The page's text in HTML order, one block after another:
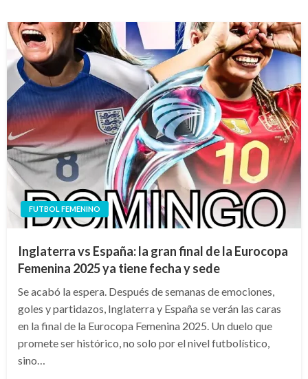
FUTBOL FEMENINO
Inglaterra vs España: la gran final de la Eurocopa
Femenina 2025 ya tiene fecha y sede
Se acabó la espera. Después de semanas de emociones,
goles y partidazos, Inglaterra y España se verán las caras
en la final de la Eurocopa Femenina 2025. Un duelo que
promete ser histórico, no solo por el nivel futbolístico,
sino…